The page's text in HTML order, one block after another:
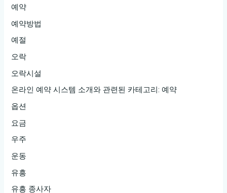
예약
예약방법
예절
오락
오락시설
온라인 예약 시스템 소개와 관련된 카테고리: 예약
옵션
요금
우주
운동
유흥
유흥 종사자